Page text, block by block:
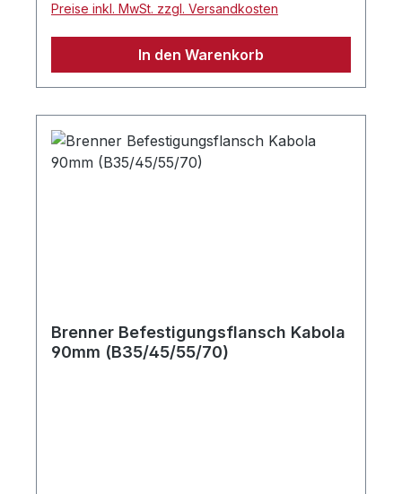
Preise inkl. MwSt. zzgl. Versandkosten
In den Warenkorb
Brenner Befestigungsflansch Kabola
90mm (B35/45/55/70)